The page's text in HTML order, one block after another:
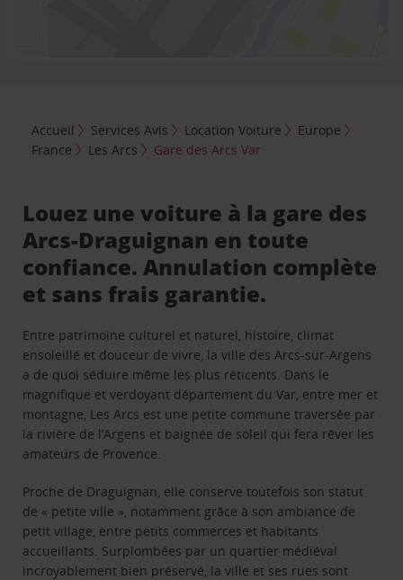
Accueil Services Avis Location Voiture
Europe
France
Les Arcs Gare des Arcs Var
Louez une voiture à la gare des
Arcs-Draguignan en toute
confiance. Annulation complète
et sans frais garantie.
Entre patrimoine culturel et naturel, histoire, climat
ensoleillé et douceur de vivre, la ville des Arcs-sur-Argens
a de quoi séduire même les plus réticents. Dans le
magnifique et verdoyant département du Var, entre mer et
montagne, Les Arcs est une petite commune traversée par
la rivière de l’Argens et baignée de soleil qui fera rêver les
amateurs de Provence.
Proche de Draguignan, elle conserve toutefois son statut
de « petite ville », notamment grâce à son ambiance de
petit village, entre petits commerces et habitants
accueillants. Surplombées par un quartier médiéval
incroyablement bien préservé, la ville et ses rues sont